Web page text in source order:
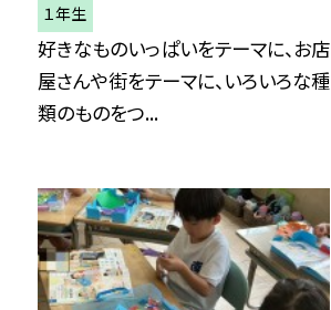
１年生
好きなものいっぱいをテーマに、お店
屋さんや街をテーマに、いろいろな種
類のものをつ...